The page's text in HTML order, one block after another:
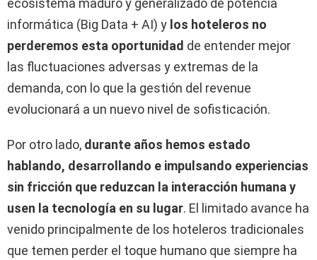
ecosistema maduro y generalizado de potencia
informática (Big Data + AI) y los hoteleros no
perderemos esta oportunidad de entender mejor
las fluctuaciones adversas y extremas de la
demanda, con lo que la gestión del revenue
evolucionará a un nuevo nivel de sofisticación.
Por otro lado, durante años hemos estado
hablando, desarrollando e impulsando experiencias
sin fricción que reduzcan la interacción humana y
usen la tecnología en su lugar. El limitado avance ha
venido principalmente de los hoteleros tradicionales
que temen perder el toque humano que siempre ha